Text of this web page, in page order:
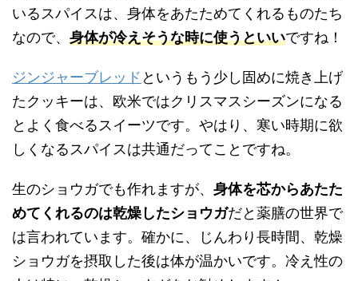
いるスパイスは、身体をあたためてくれるものたち
なので、 身体が冷えそうな時に使うといいですね！
ジンジャーブレッド というもう少し固めに焼き上げ
たクッキーは、欧米ではクリスマスシーズンになる
とよく食べるスイーツです。やはり、寒い時期に欲
しくなるスパイスは共通だってことですね。
生のショウガでも作れますが、 身体を芯からあたた
めてくれるのは乾燥したショウガだと薬膳の世界で
は言われています。確かに、じんわり長時間、乾燥
ショウガを摂取した後は体が温かいです。冷え性の